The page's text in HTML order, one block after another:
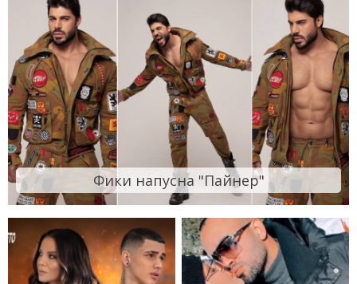
Фики напусна "Пайнер"